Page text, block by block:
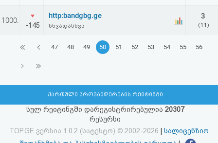
1000.
-145
http:bandgbg.ge
სხვადასხვა
3
(11)
47 48 49 50 51 52 53 54 55 56
ქართული პროვაიდერების რეიტინგი
სულ რეიტინგში დარეგისტრირებულია 20307
რესურსი
TOP.GE ვერსია 1.0.2 (სატესტო) © 2002-2026
სალიცენზიო